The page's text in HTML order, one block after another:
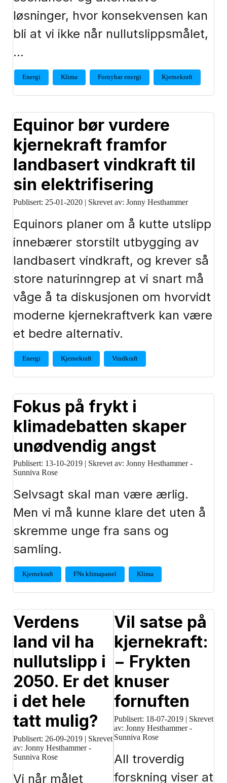
løsninger, hvor konsekvensen kan
bli at vi ikke når nullutslippsmålet,
…
Energi Klima Fornybar energi Kjernekraft
Equinor bør vurdere
kjernekraft framfor
landbasert vindkraft til
sin elektrifisering
Publisert: 25-01-2020 | Skrevet av: Jonny Hesthammer
Equinors planer om å kutte utslipp
innebærer storstilt utbygging av
landbasert vindkraft, og krever så
store naturinngrep at vi snart må
våge å ta diskusjonen om hvorvidt
moderne kjernekraftverk kan være
et bedre alternativ.
Energi Kjernekraft Vindkraft
Fokus på frykt i
klimadebatten skaper
unødvendig angst
Publisert: 13-10-2019 | Skrevet av: Jonny Hesthammer -
Sunniva Rose
Selvsagt skal man være ærlig.
Men vi må kunne klare det uten å
skremme unge fra sans og
samling.
Kjernekraft FNs klimapanel Klima
Verdens
land vil ha
nullutslipp i
2050. Er det
i det hele
tatt mulig?
Publisert: 26-09-2019 | Skrevet
av: Jonny Hesthammer -
Sunniva Rose
Vi når målet
Vil satse på
kjernekraft:
− Frykten
knuser
fornuften
Publisert: 18-07-2019 | Skrevet
av: Jonny Hesthammer -
Sunniva Rose
All troverdig
forskning viser at